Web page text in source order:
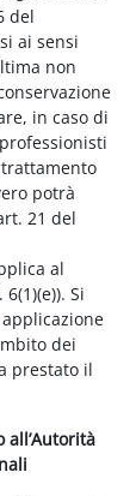
del
ai sensi
non
in caso di
potrà
21 del
al
Si
dei
prestato il